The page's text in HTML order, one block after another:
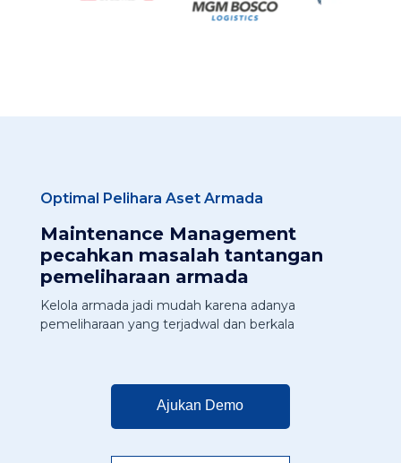
Optimal Pelihara Aset Armada
Maintenance Management
pecahkan masalah tantangan
pemeliharaan armada
Kelola armada jadi mudah karena adanya
pemeliharaan yang terjadwal dan berkala
Ajukan Demo